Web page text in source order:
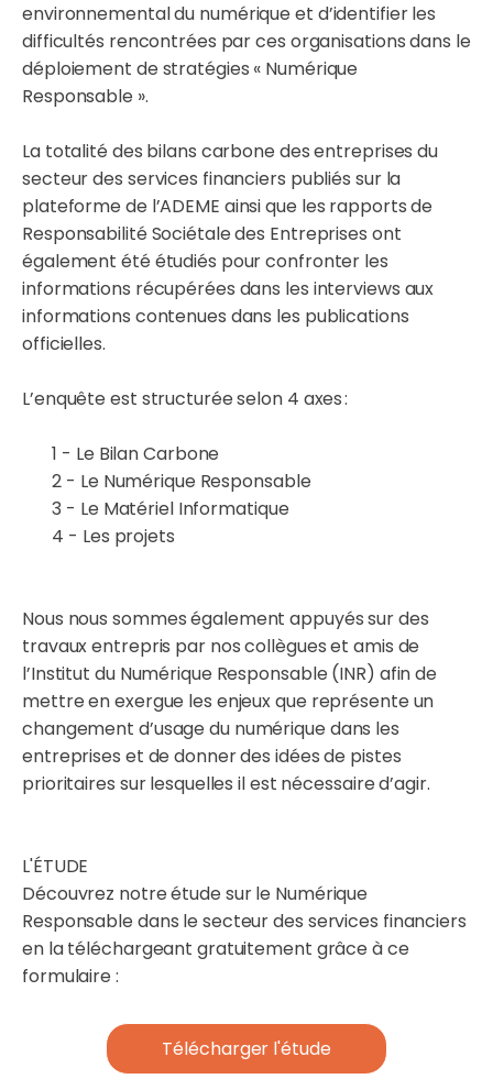
environnemental du numérique et d’identifier les
difficultés rencontrées par ces organisations dans le
déploiement de stratégies « Numérique
Responsable ».
La totalité des bilans carbone des entreprises du
secteur des services financiers publiés sur la
plateforme de l’ADEME ainsi que les rapports de
Responsabilité Sociétale des Entreprises ont
également été étudiés pour confronter les
informations récupérées dans les interviews aux
informations contenues dans les publications
officielles.
L’enquête est structurée selon 4 axes :
1 - Le Bilan Carbone
2 - Le Numérique Responsable
3 - Le Matériel Informatique
4 - Les projets
Nous nous sommes également appuyés sur des
travaux entrepris par nos collègues et amis de
l’Institut du Numérique Responsable (INR) afin de
mettre en exergue les enjeux que représente un
changement d’usage du numérique dans les
entreprises et de donner des idées de pistes
prioritaires sur lesquelles il est nécessaire d’agir.
L'ÉTUDE
Découvrez notre étude sur le Numérique
Responsable dans le secteur des services financiers
en la téléchargeant gratuitement grâce à ce
formulaire :
Télécharger l'étude